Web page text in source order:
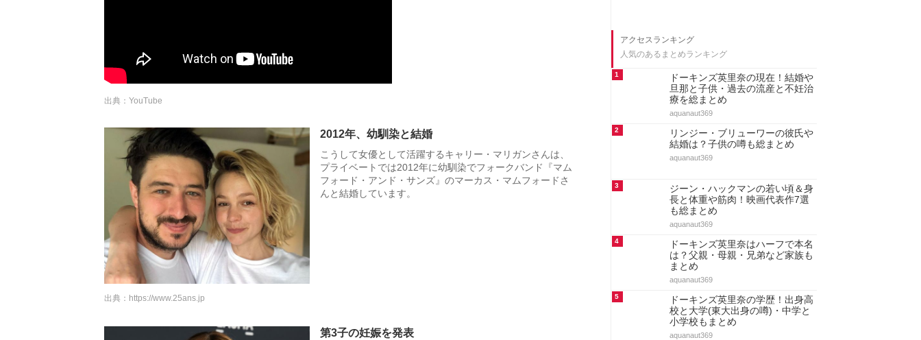
出典：YouTube
2012年、幼馴染と結婚
こうして女優として活躍するキャリー・マリガンさんは、
プライベートでは2012年に幼馴染でフォークバンド『マム
フォード・アンド・サンズ』のマーカス・マムフォードさ
んと結婚しています。
出典： https://www.25ans.jp
第3子の妊娠を発表
アクセスランキング
人気のあるまとめランキング
1
ドーキンズ英里奈の現在！結婚や
旦那と子供・過去の流産と不妊治
療を総まとめ
aquanaut369
2
リンジー・ブリューワーの彼氏や
結婚は？子供の噂も総まとめ
aquanaut369
3
ジーン・ハックマンの若い頃＆身
長と体重や筋肉！映画代表作7選
も総まとめ
aquanaut369
4
ドーキンズ英里奈はハーフで本名
は？父親・母親・兄弟など家族も
まとめ
aquanaut369
5
ドーキンズ英里奈の学歴！出身高
校と大学(東大出身の噂)・中学と
小学校もまとめ
aquanaut369